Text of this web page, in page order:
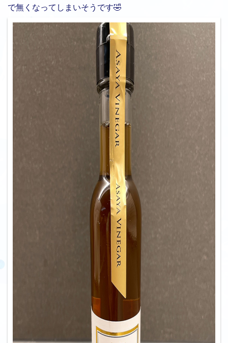
で無くなってしまいそうです🤣